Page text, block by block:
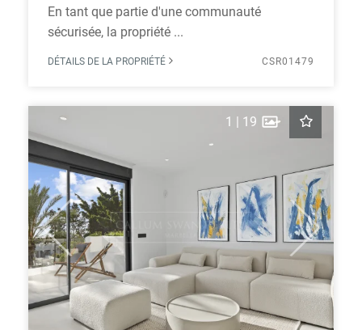
En tant que partie d'une communauté
sécurisée, la propriété ...
DÉTAILS DE LA PROPRIÉTÉ CSR01479
Previous Next
1 | 19